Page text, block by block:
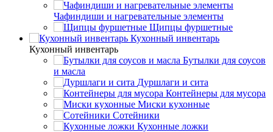
Чафиндиши и нагревательные элементы
Щипцы фуршетные
Кухонный инвентарь
Кухонный инвентарь
Бутылки для соусов
и масла
Дуршлаги и сита
Контейнеры для мусора
Миски кухонные
Сотейники
Кухонные ложки